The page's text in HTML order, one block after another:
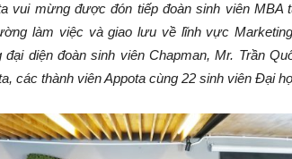
vui mừng được đón tiếp đoàn sinh viên
làm việc và giao lưu về lĩnh vực
diện đoàn sinh viên Chapman, Mr. Trần
các thành viên Appota cùng 22 sinh viên Đại